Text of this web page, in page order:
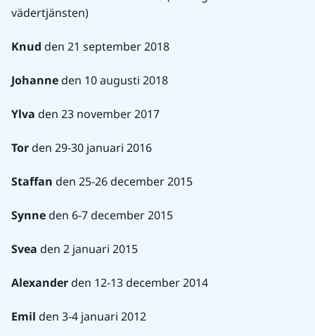
vädertjänsten)
Knud den 21 september 2018
Johanne den 10 augusti 2018
Ylva den 23 november 2017
Tor den 29-30 januari 2016
Staffan den 25-26 december 2015
Synne den 6-7 december 2015
Svea den 2 januari 2015
Alexander den 12-13 december 2014
Emil den 3-4 januari 2012